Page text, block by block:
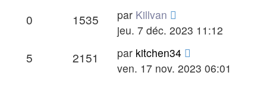
0Réponses1535 VuesDernier
message
par Killvan
jeu. 7 déc. 2023 11:12
5Réponses2151 VuesDernier
message
par kitchen34
ven. 17 nov. 2023 06:01